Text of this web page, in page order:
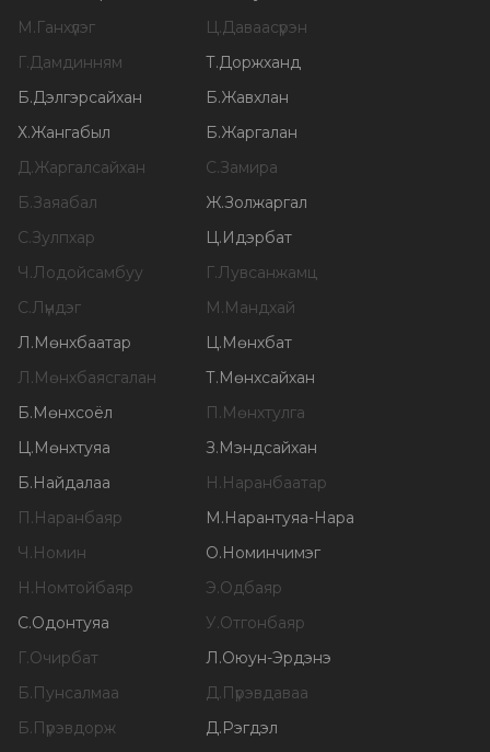
М.Ганхүлэг Ц.Даваасүрэн
Г.Дамдинням Т.Доржханд
Б.Дэлгэрсайхан Б.Жавхлан
Х.Жангабыл Б.Жаргалан
Д.Жаргалсайхан С.Замира
Б.Заяабал Ж.Золжаргал
С.Зулпхар Ц.Идэрбат
Ч.Лодойсамбуу Г.Лувсанжамц
С.Лүндэг М.Мандхай
Л.Мөнхбаатар Ц.Мөнхбат
Л.Мөнхбаясгалан Т.Мөнхсайхан
Б.Мөнхсоёл П.Мөнхтулга
Ц.Мөнхтуяа З.Мэндсайхан
Б.Найдалаа Н.Наранбаатар
П.Наранбаяр М.Нарантуяа-Нара
Ч.Номин О.Номинчимэг
Н.Номтойбаяр Э.Одбаяр
С.Одонтуяа У.Отгонбаяр
Г.Очирбат Л.Оюун-Эрдэнэ
Б.Пунсалмаа Д.Пүрэвдаваа
Б.Пүрэвдорж Д.Рэгдэл